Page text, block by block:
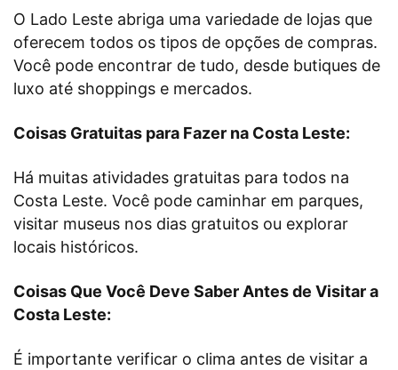
O Lado Leste abriga uma variedade de lojas que
oferecem todos os tipos de opções de compras.
Você pode encontrar de tudo, desde butiques de
luxo até shoppings e mercados.
Coisas Gratuitas para Fazer na Costa Leste:
Há muitas atividades gratuitas para todos na
Costa Leste. Você pode caminhar em parques,
visitar museus nos dias gratuitos ou explorar
locais históricos.
Coisas Que Você Deve Saber Antes de Visitar a
Costa Leste:
É importante verificar o clima antes de visitar a